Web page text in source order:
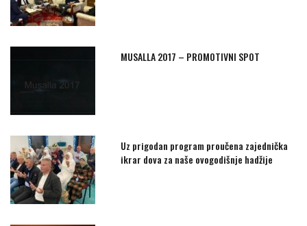
MUSALLA 2017 – PROMOTIVNI SPOT
Uz prigodan program proučena zajednička
ikrar dova za naše ovogodišnje hadžije